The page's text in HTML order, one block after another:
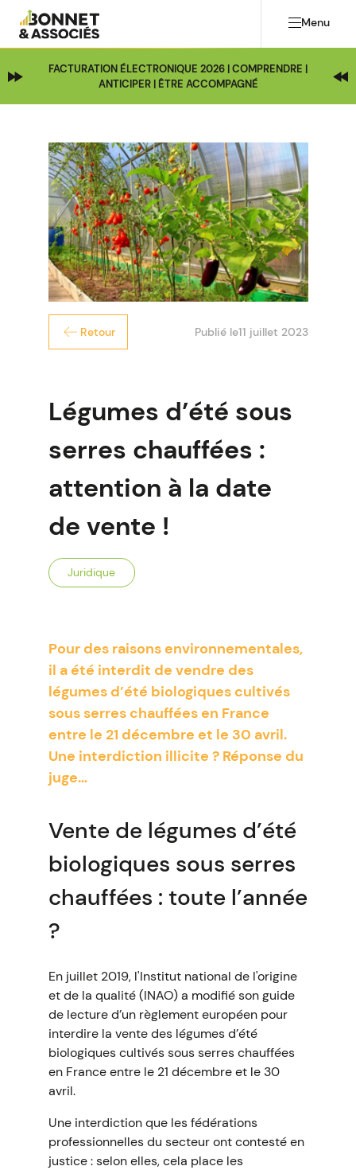
Menu
FACTURATION ÉLECTRONIQUE 2026 | COMPRENDRE |
ANTICIPER | ÊTRE ACCOMPAGNÉ
Retour Publié le11 juillet 2023
Légumes d’été sous
serres chauffées :
attention à la date
de vente !
Juridique
Pour des raisons environnementales,
il a été interdit de vendre des
légumes d’été biologiques cultivés
sous serres chauffées en France
entre le 21 décembre et le 30 avril.
Une interdiction illicite ? Réponse du
juge…
Vente de légumes d’été
biologiques sous serres
chauffées : toute l’année
?
En juillet 2019, l'Institut national de l'origine
et de la qualité (INAO) a modifié son guide
de lecture d’un règlement européen pour
interdire la vente des légumes d’été
biologiques cultivés sous serres chauffées
en France entre le 21 décembre et le 30
avril.
Une interdiction que les fédérations
professionnelles du secteur ont contesté en
justice : selon elles, cela place les